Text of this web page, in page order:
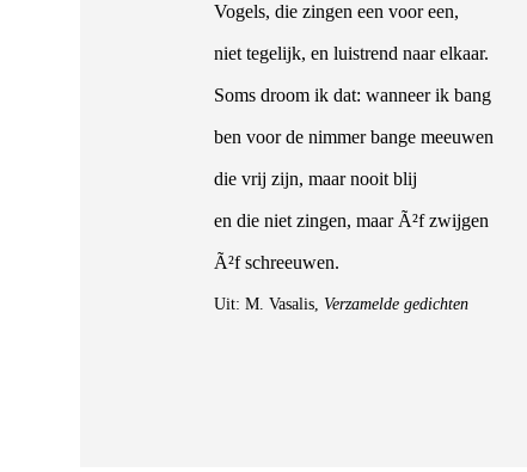
Vogels, die zingen een voor een,
niet tegelijk, en luistrend naar elkaar.
Soms droom ik dat: wanneer ik bang
ben voor de nimmer bange meeuwen
die vrij zijn, maar nooit blij
en die niet zingen, maar Ã²f zwijgen
Ã²f schreeuwen.
Uit: M. Vasalis, Verzamelde gedichten